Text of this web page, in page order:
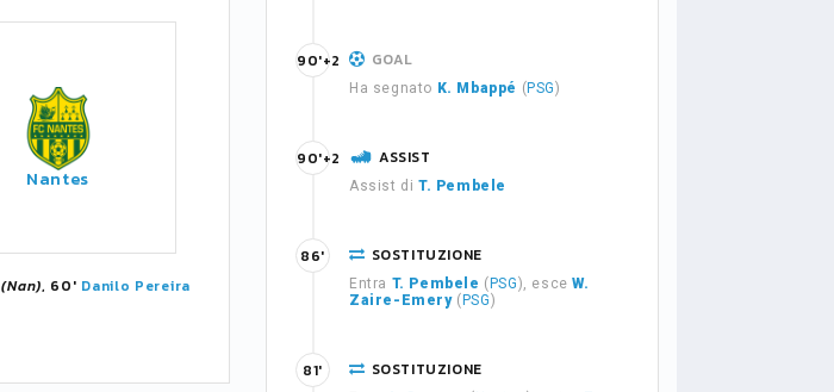
Nantes
(Nan), 60' Danilo Pereira
GOAL
Ha segnato K. Mbappé ( PSG)
90'+2
ASSIST
Assist di T. Pembele
90'+2
SOSTITUZIONE
Entra T. Pembele ( PSG), esceW.
Zaire-Emery( PSG)
86'
SOSTITUZIONE
81'